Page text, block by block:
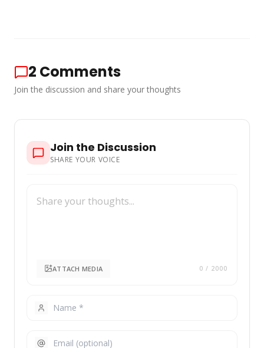
2 Comments
Join the discussion and share your thoughts
Join the Discussion
SHARE YOUR VOICE
ATTACH MEDIA 0 / 2000